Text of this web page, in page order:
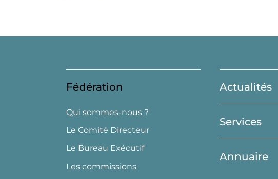
Fédération
Qui sommes-nous ?
Le Comité Directeur
Le Bureau Exécutif
Les commissions
Actualités
Services
Annuaire